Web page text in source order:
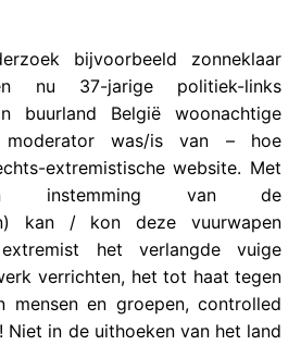
bijvoorbeeld zonneklaar
nu 37-jarige politiek-links
buurland België woonachtige
moderator was/is van – hoe
extremistische website. Met
instemming van de
kan / kon deze vuurwapen
het verlangde vuige
verrichten, het tot haat tegen
mensen en groepen, controlled
in de uithoeken van het land